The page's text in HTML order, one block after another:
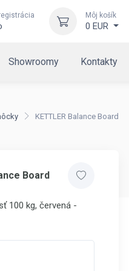
Môj košík
0 EUR
Showroomy Kontakty
KETTLER Balance Board
Board
100 kg, červená -